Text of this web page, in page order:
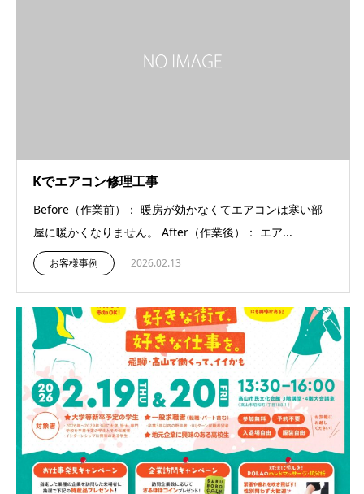
Kでエアコン修理工事
Before（作業前）： 暖房が効かなくてエアコンは寒い部
屋に暖かくなりません。 After（作業後）： エア...
お客様事例 2026.02.13